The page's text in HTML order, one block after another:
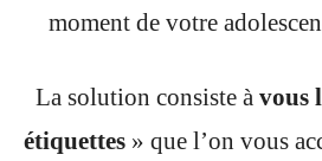
moment de votre
La solution consiste à vous
étiquettes » que l’on vous